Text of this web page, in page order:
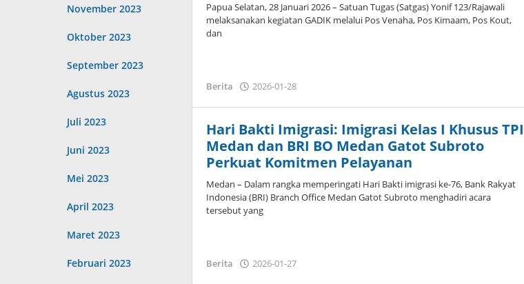
November 2023
Oktober 2023
September 2023
Agustus 2023
Juli 2023
Juni 2023
Mei 2023
April 2023
Maret 2023
Februari 2023
‎‎Papua Selatan, 28 Januari 2026 – Satuan Tugas (Satgas) Yonif 123/Rajawali
melaksanakan kegiatan GADIK melalui Pos Venaha, Pos Kimaam, Pos Kout,
dan
Berita 2026-01-28
Hari Bakti Imigrasi: Imigrasi Kelas I Khusus TPI
Medan dan BRI BO Medan Gatot Subroto
Perkuat Komitmen Pelayanan
Medan – Dalam rangka memperingati Hari Bakti imigrasi ke-76, Bank Rakyat
Indonesia (BRI) Branch Office Medan Gatot Subroto menghadiri acara
tersebut yang
Berita 2026-01-27